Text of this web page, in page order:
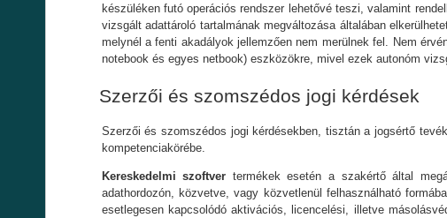
készüléken futó operációs rendszer lehetővé teszi, valamint
vizsgált adattároló tartalmának megváltozása általában
melynél a fenti akadályok jellemzően nem merülnek fel. Nem
notebook és egyes netbook) eszközökre, mivel ezek autonóm
Szerzői és szomszédos jogi kérdések
Szerzői és szomszédos jogi kérdésekben, tisztán a jogsértő
kompetenciakörébe.
Kereskedelmi szoftver termékek esetén a szakértő által
adathordozón, közvetve, vagy közvetlenül felhasználható
esetlegesen kapcsolódó aktivációs, licencelési, illetve